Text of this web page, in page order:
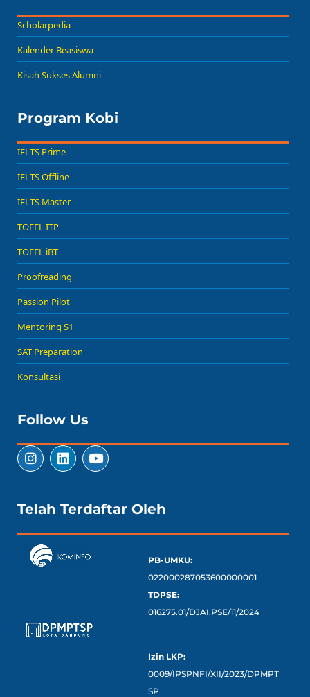
Scholarpedia
Kalender Beasiswa
Kisah Sukses Alumni
Program Kobi
IELTS Prime
IELTS Offline
IELTS Master
TOEFL ITP
TOEFL iBT
Proofreading
Passion Pilot
Mentoring S1
SAT Preparation
Konsultasi
Follow Us
Telah Terdaftar Oleh
PB-UMKU:
022000287053600000001
TDPSE:
016275.01/DJAI.PSE/11/2024
Izin LKP:
0009/IPSPNFI/XII/2023/DPMPT
SP